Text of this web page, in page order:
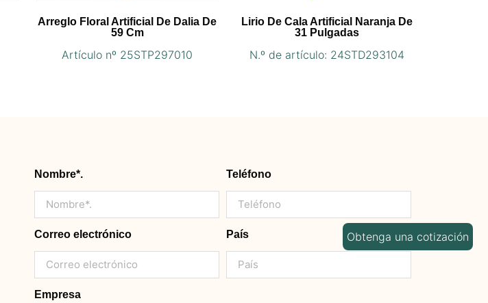
Arreglo Floral Artificial De Dalia De
59 Cm
Artículo nº 25STP297010
Lirio De Cala Artificial Naranja De
31 Pulgadas
N.º de artículo: 24STD293104
Nombre*. Teléfono
Correo electrónico País
Empresa
Obtenga una cotización